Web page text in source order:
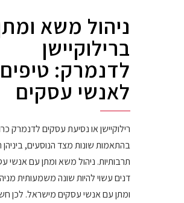
ניהול משא
ברילוקיישן
לדנמרק: טיפים
לאנשי עסקים
רילוקיישן או נסיעת עסקים לדנמרק
בהתאמות שונות מצד הנוסעים,
תרבותיות. ניהול משא ומתן עם אנשי
דנים עשוי להיות שונה משמעותית
ומתן עם אנשי עסקים מישראל. לכן